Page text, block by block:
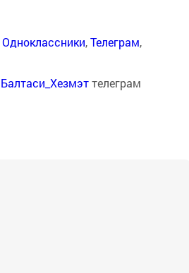
Одноклассники,Телеграм,
Балтаси_Хезмэттелеграм